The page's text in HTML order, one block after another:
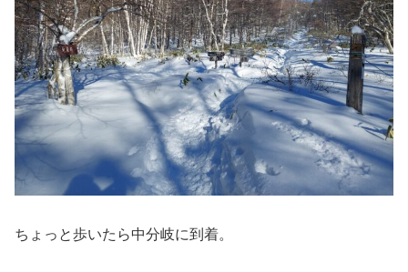
ちょっと歩いたら中分岐に到着。